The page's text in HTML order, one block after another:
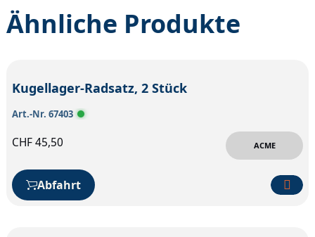
Ähnliche Produkte
Kugellager-Radsatz, 2 Stück
Art.-Nr. 67403
CHF45,50 ACME
Abfahrt